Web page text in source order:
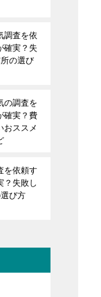
調査を依
確実？失
の選び
の調査を
確実？費
おススメ
を依頼す
？失敗し
び方